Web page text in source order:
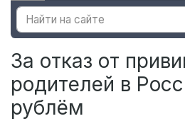
За отказ от
родителей в
рублём